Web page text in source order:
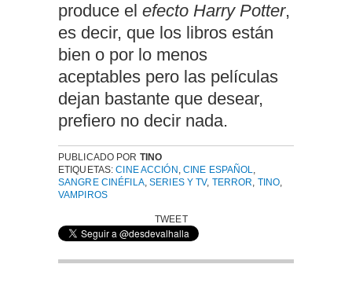
produce el efecto Harry Potter,
es decir, que los libros están
bien o por lo menos
aceptables pero las películas
dejan bastante que desear,
prefiero no decir nada.
PUBLICADO POR TINO
ETIQUETAS:CINE ACCIÓN CINE ESPAÑOL
SANGRE CINÉFILA,SERIES Y TV, TERROR TINO
VAMPIROS
TWEET